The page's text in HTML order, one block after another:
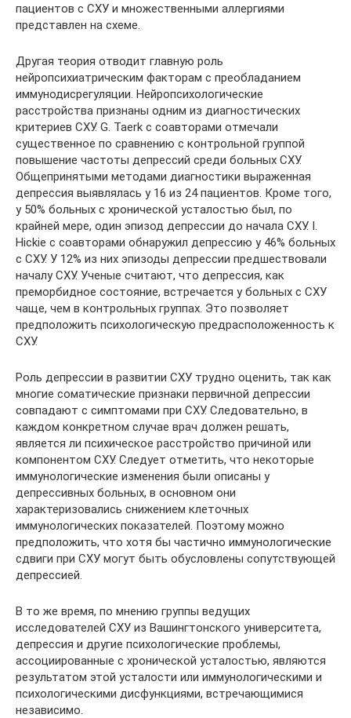
пациентов с СХУ и множественными аллергиями
представлен на схеме.
Другая теория отводит главную роль
нейропсихиатрическим факторам с преобладанием
иммунодисрегуляции. Нейропсихологические
расстройства признаны одним из диагностических
критериев СХУ. G. Taerk с соавторами отмечали
существенное по сравнению с контрольной группой
повышение частоты депрессий среди больных СХУ.
Общепринятыми методами диагностики выраженная
депрессия выявлялась у 16 из 24 пациентов. Кроме того,
у 50% больных с хронической усталостью был, по
крайней мере, один эпизод депрессии до начала СХУ. I.
Hickie с соавторами обнаружил депрессию у 46% больных
с СХУ. У 12% из них эпизоды депрессии предшествовали
началу СХУ. Ученые считают, что депрессия, как
преморбидное состояние, встречается у больных с СХУ
чаще, чем в контрольных группах. Это позволяет
предположить психологическую предрасположенность к
СХУ.
Роль депрессии в развитии СХУ трудно оценить, так как
многие соматические признаки первичной депрессии
совпадают с симптомами при СХУ. Следовательно, в
каждом конкретном случае врач должен решать,
является ли психическое расстройство причиной или
компонентом СХУ. Следует отметить, что некоторые
иммунологические изменения были описаны у
депрессивных больных, в основном они
характеризовались снижением клеточных
иммунологических показателей. Поэтому можно
предположить, что хотя бы частично иммунологические
сдвиги при СХУ могут быть обусловлены сопутствующей
депрессией.
В то же время, по мнению группы ведущих
исследователей СХУ из Вашингтонского университета,
депрессия и другие психологические проблемы,
ассоциированные с хронической усталостью, являются
результатом этой усталости или иммунологическими и
психологическими дисфункциями, встречающимися
независимо.